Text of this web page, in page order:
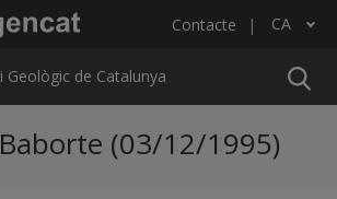
ICGC Contacte CA
Llista les accions addicionals
de Catalunya
(03/12/1995)